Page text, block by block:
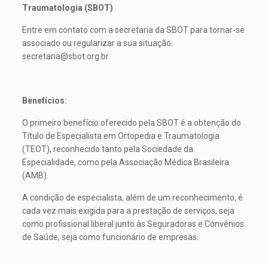
Traumatologia (SBOT)
Entre em contato com a secretaria da SBOT para tornar-se
associado ou regularizar a sua situação:
secretaria@sbot.org.br.
Benefícios:
O primeiro benefício oferecido pela SBOT é a obtenção do
Título de Especialista em Ortopedia e Traumatologia
(TEOT), reconhecido tanto pela Sociedade da
Especialidade, como pela Associação Médica Brasileira
(AMB).
A condição de especialista, além de um reconhecimento, é
cada vez mais exigida para a prestação de serviços, seja
como profissional liberal junto às Seguradoras e Convênios
de Saúde, seja como funcionário de empresas.